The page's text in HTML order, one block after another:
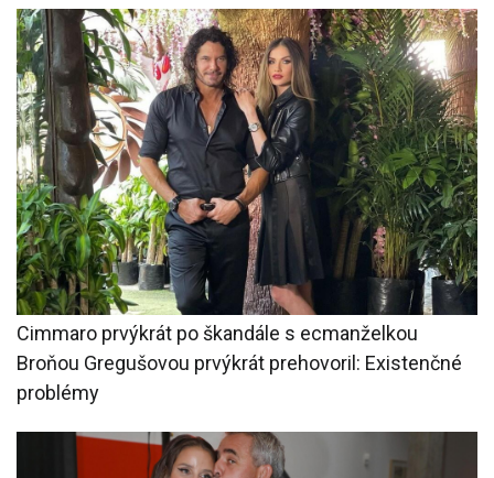
Cimmaro prvýkrát po škandále s ecmanželkou
Broňou Gregušovou prvýkrát prehovoril: Existenčné
problémy